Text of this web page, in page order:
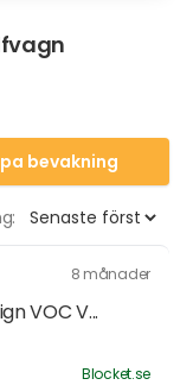
bevakning
8 månader
VOC V...
Blocket.se